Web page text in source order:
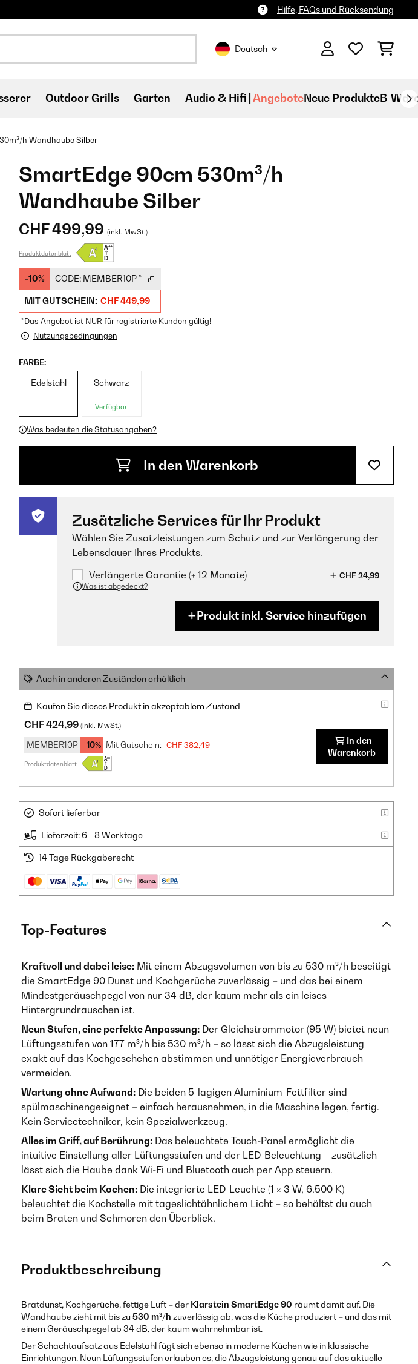
Hilfe, FAQs und Rücksendung
Deutsch
Outdoor Grills Garten Audio & Hifi AngeboteNeue ProdukteB-
h Wandhaube Silber
SmartEdge 90cm 530m³/h
Wandhaube Silber
CHF 499,99 (inkl. MwSt.)
Produktdatenblatt
-10% CODE: MEMBER10P *
MIT GUTSCHEIN: CHF 449,99
*Das Angebot ist NUR für registrierte Kunden gültig!
Nutzungsbedingungen
FARBE:
Edelstahl Schwarz
Verfügbar
Was bedeuten die Statusangaben?
In den Warenkorb
Zusätzliche Services für Ihr Produkt
Wählen Sie Zusatzleistungen zum Schutz und zur Verlängerung der
Lebensdauer Ihres Produkts.
Verlängerte Garantie (+ 12 Monate)
CHF 24,99
Was ist abgedeckt?
Produkt inkl. Service hinzufügen
Auch in anderen Zuständen erhältlich
Kaufen Sie dieses Produkt in akzeptablem Zustand
CHF 424,99 (inkl. MwSt.)
MEMBER10P -10% Mit Gutschein: CHF 382,49
Produktdatenblatt
In den
Warenkorb
Sofort lieferbar
Lieferzeit: 6 - 8 Werktage
14 Tage Rückgaberecht
Top-Features
Kraftvoll und dabei leise: Mit einem Abzugsvolumen von bis zu 530 m³/h beseitigt
die SmartEdge 90 Dunst und Kochgerüche zuverlässig – und das bei einem
Mindestgeräuschpegel von nur 34 dB, der kaum mehr als ein leises
Hintergrundrauschen ist.
Neun Stufen, eine perfekte Anpassung: Der Gleichstrommotor (95 W) bietet neun
Lüftungsstufen von 177 m³/h bis 530 m³/h – so lässt sich die Abzugsleistung
exakt auf das Kochgeschehen abstimmen und unnötiger Energieverbrauch
vermeiden.
Wartung ohne Aufwand: Die beiden 5-lagigen Aluminium-Fettfilter sind
spülmaschinengeeignet – einfach herausnehmen, in die Maschine legen, fertig.
Kein Servicetechniker, kein Spezialwerkzeug.
Alles im Griff, auf Berührung: Das beleuchtete Touch-Panel ermöglicht die
intuitive Einstellung aller Lüftungsstufen und der LED-Beleuchtung – zusätzlich
lässt sich die Haube dank Wi-Fi und Bluetooth auch per App steuern.
Klare Sicht beim Kochen: Die integrierte LED-Leuchte (1 × 3 W, 6.500 K)
beleuchtet die Kochstelle mit tageslichtähnlichem Licht – so behältst du auch
beim Braten und Schmoren den Überblick.
Produktbeschreibung
Bratdunst, Kochgerüche, fettige Luft – der Klarstein SmartEdge 90 räumt damit auf. Die
Wandhaube zieht mit bis zu 530 m³/h zuverlässig ab, was die Küche produziert – und das mit
einem Geräuschpegel ab 34 dB, der kaum wahrnehmbar ist.
Der Schachtaufsatz aus Edelstahl fügt sich ebenso in moderne Küchen wie in klassische
Einrichtungen. Neun Lüftungsstufen erlauben es, die Abzugsleistung genau auf das aktuelle